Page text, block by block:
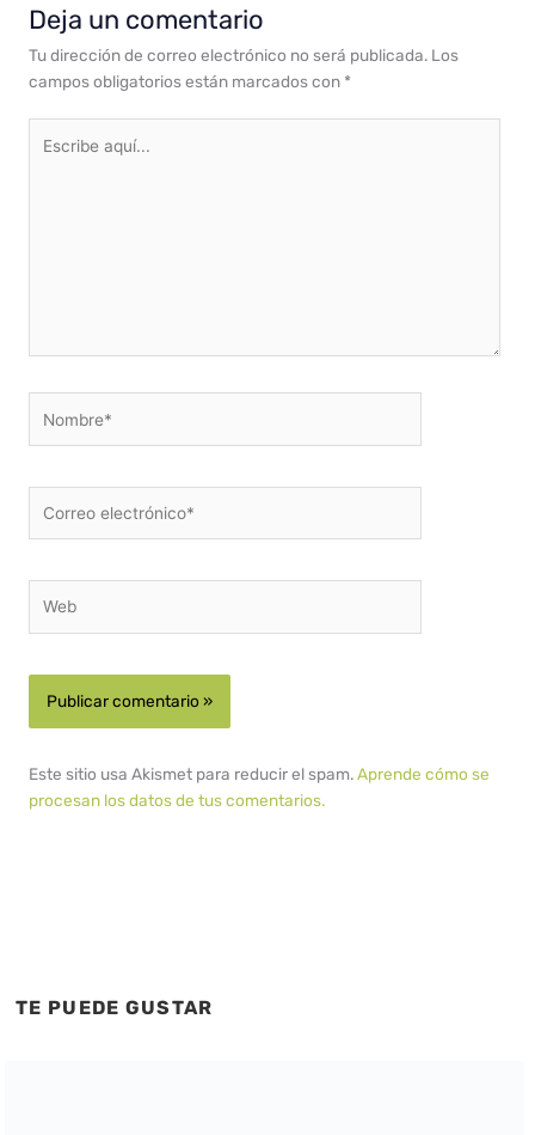
Deja un comentario
Tu dirección de correo electrónico no será publicada. Los
campos obligatorios están marcados con *
aquí...
electrónico*
Este sitio usa Akismet para reducir el spam.Aprende cómo se
procesan los datos de tus comentarios.
TE PUEDE GUSTAR